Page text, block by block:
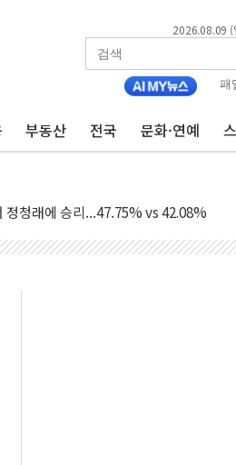
2026.08.09 (
패
부동산 전국 문화·연예
…고수온 양식장 복구·지원 '총력'
차 재역전 성공...金 45.42% vs 鄭
청래·김민석 당대표 후보
발표...김민석 47.75% 정청래 42.08%
김민석 52.64% 정청래 39.89% 송영길
…60대 남성 2명 숨져
일 없게"…'결혼 페널티' 22개 과제 손본